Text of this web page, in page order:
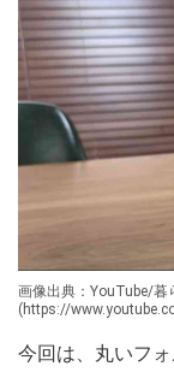
画像出典：YouTube/暮
(https://
今回は、丸いフ